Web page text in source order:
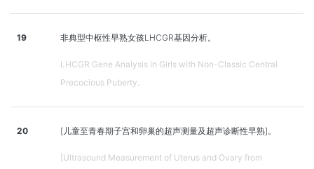
19 非典型中枢性早熟女孩LHCGR基因分析。
LHCGR Gene Analysis in Girls with Non-Classic Central
Precocious Puberty.
20 [儿童至青春期子宫和卵巢的超声测量及超声诊断性早熟]。
[Ultrasound Measurement of Uterus and Ovary from